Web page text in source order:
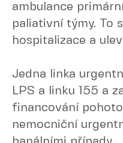
ambulance
paliativní týmy. To
hospitalizace a
Jedna linka
LPS a linku 155 a
financování
nemocniční